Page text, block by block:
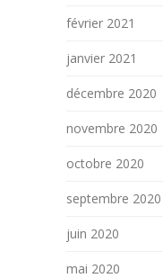
février 2021
janvier 2021
décembre 2020
novembre 2020
octobre 2020
septembre 2020
juin 2020
mai 2020